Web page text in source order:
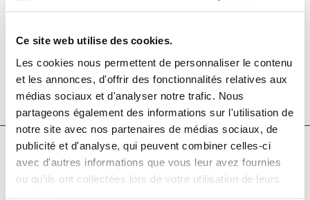
Ce site web utilise des cookies.
Les cookies nous permettent de personnaliser le contenu
et les annonces, d'offrir des fonctionnalités relatives aux
médias sociaux et d'analyser notre trafic. Nous
partageons également des informations sur l'utilisation de
notre site avec nos partenaires de médias sociaux, de
publicité et d'analyse, qui peuvent combiner celles-ci
avec d'autres informations que vous leur avez fournies
ou qu'ils ont collectées lors de votre utilisation de leurs
1 mars 2016
Revue d'Oncologie Hématologie Pédiatrique
DOI :10.1016/j.oncohp.2015.11.001
Auteurs